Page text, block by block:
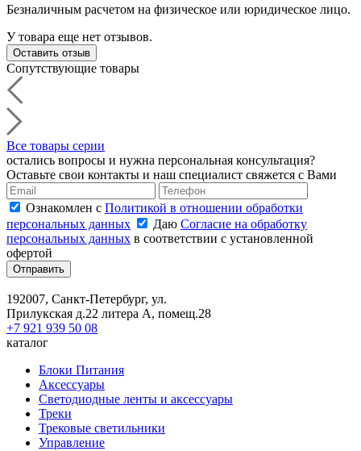
Безналичным расчетом на физическое или юридическое лицо.
У товара еще нет отзывов.
Оставить отзыв
Сопутствующие товары
Все товары серии
остались вопросы и нужна персональная консультация?
Оставьте свои контакты и наш специалист свяжется с Вами
Ознакомлен с Политикой в отношении обработки
персональных данных
Даю Согласие на обработку
персональных данных в соответствии с установленной
офертой
Отправить
192007, Санкт-Петербург, ул.
Прилукская д.22 литера А, помещ.28
+7 921 939 50 08
каталог
Блоки Питания
Аксессуары
Светодиодные ленты и аксессуары
Треки
Трековые светильники
Управление